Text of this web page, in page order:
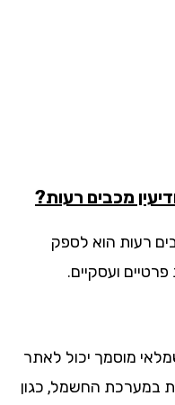
מכבים רעות?
הוא לספק
ועסקיים.
יכול לאתר
החשמל, כגון